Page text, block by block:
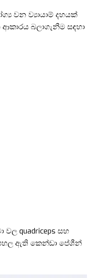
වන ව්‍යායාම් දහයක්
ආකාරයබලාගැනීම සඳහා
වල quadriceps සහ
ඇති කෙන්ඩා පේශීන්